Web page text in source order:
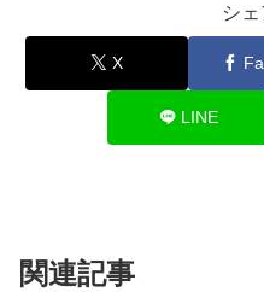
シ
X
LINE
関連記事